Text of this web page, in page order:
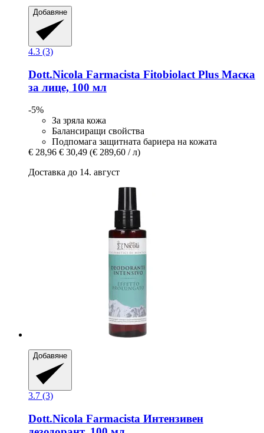
Добавяне
4.3 (3)
Dott.Nicola Farmacista Fitobiolact Plus Маска
за лице, 100 мл
-5%
За зряла кожа
Балансиращи свойства
Подпомага защитната бариера на кожата
€ 28,96 € 30,49 (€ 289,60 / л)
Доставка до 14. август
Добавяне
3.7 (3)
Dott.Nicola Farmacista Интензивен